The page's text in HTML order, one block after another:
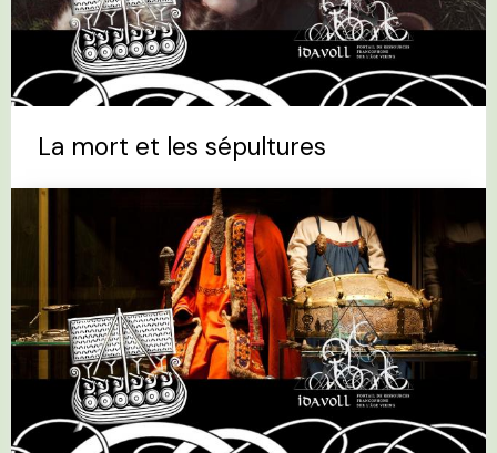
La mort et les sépultures